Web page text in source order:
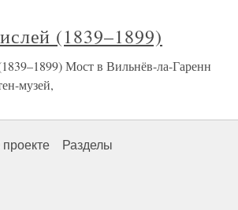
(1839–1899)
Мост в Вильнёв-ла-Гаренн
музей,
Разделы